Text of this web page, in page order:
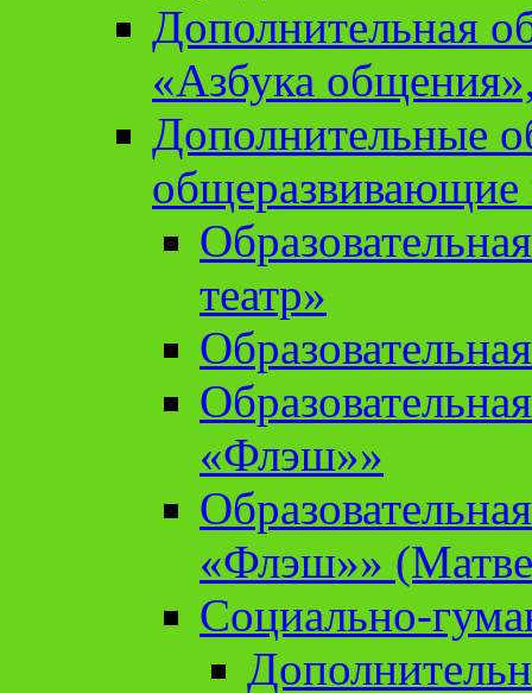
Дополнительная
«Азбука
Дополнительные
театр»
«Флэш»»
«Флэш»»
Социально-